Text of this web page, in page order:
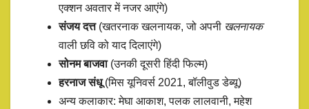
एक्शन अवतार में नजर आएंगे)
संजय दत्त(खतरनाक खलनायक, जो अपनी खलनायक
वाली छवि को याद दिलाएंगे)
सोनम बाजवा(उनकी दूसरी हिंदी फिल्म)
हरनाज संधू(मिस यूनिवर्स 2021, बॉलीवुड डेब्यू)
अन्य कलाकार: मेघा आकाश, पलक लालवानी, महेश